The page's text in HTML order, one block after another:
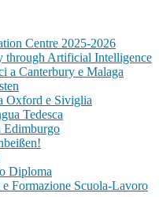
Centre 2025-2026
through Artificial Intelligence
a Canterbury e Malaga
Oxford e Siviglia
Tedesca
Edimburgo
Diploma
Formazione Scuola-Lavoro